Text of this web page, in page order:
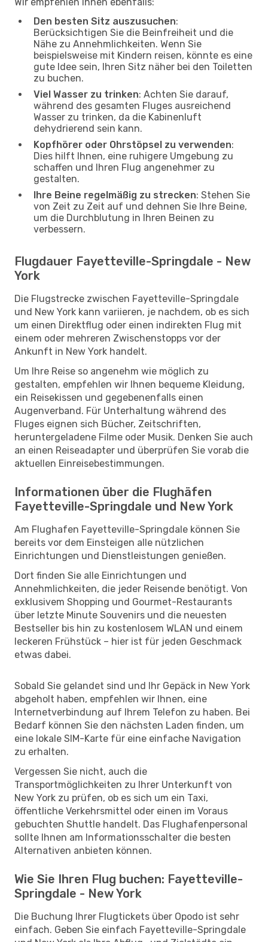
Den besten Sitz auszusuchen:
Berücksichtigen Sie die Beinfreiheit und die
Nähe zu Annehmlichkeiten. Wenn Sie
beispielsweise mit Kindern reisen, könnte es eine
gute Idee sein, Ihren Sitz näher bei den Toiletten
zu buchen.
Viel Wasser zu trinken: Achten Sie darauf,
während des gesamten Fluges ausreichend
Wasser zu trinken, da die Kabinenluft
dehydrierend sein kann.
Kopfhörer oder Ohrstöpsel zu verwenden:
Dies hilft Ihnen, eine ruhigere Umgebung zu
schaffen und Ihren Flug angenehmer zu
gestalten.
Ihre Beine regelmäßig zu strecken: Stehen Sie
von Zeit zu Zeit auf und dehnen Sie Ihre Beine,
um die Durchblutung in Ihren Beinen zu
verbessern.
Flugdauer Fayetteville-Springdale - New
York
Die Flugstrecke zwischen Fayetteville-Springdale
und New York kann variieren, je nachdem, ob es sich
um einen Direktflug oder einen indirekten Flug mit
einem oder mehreren Zwischenstopps vor der
Ankunft in New York handelt.
Um Ihre Reise so angenehm wie möglich zu
gestalten, empfehlen wir Ihnen bequeme Kleidung,
ein Reisekissen und gegebenenfalls einen
Augenverband. Für Unterhaltung während des
Fluges eignen sich Bücher, Zeitschriften,
heruntergeladene Filme oder Musik. Denken Sie auch
an einen Reiseadapter und überprüfen Sie vorab die
aktuellen Einreisebestimmungen.
Informationen über die Flughäfen
Fayetteville-Springdale und New York
Am Flughafen Fayetteville-Springdale können Sie
bereits vor dem Einsteigen alle nützlichen
Einrichtungen und Dienstleistungen genießen.
Dort finden Sie alle Einrichtungen und
Annehmlichkeiten, die jeder Reisende benötigt. Von
exklusivem Shopping und Gourmet-Restaurants
über letzte Minute Souvenirs und die neuesten
Bestseller bis hin zu kostenlosem WLAN und einem
leckeren Frühstück – hier ist für jeden Geschmack
etwas dabei.
Sobald Sie gelandet sind und Ihr Gepäck in New York
abgeholt haben, empfehlen wir Ihnen, eine
Internetverbindung auf Ihrem Telefon zu haben. Bei
Bedarf können Sie den nächsten Laden finden, um
eine lokale SIM-Karte für eine einfache Navigation
zu erhalten.
Vergessen Sie nicht, auch die
Transportmöglichkeiten zu Ihrer Unterkunft von
New York zu prüfen, ob es sich um ein Taxi,
öffentliche Verkehrsmittel oder einen im Voraus
gebuchten Shuttle handelt. Das Flughafenpersonal
sollte Ihnen am Informationsschalter die besten
Alternativen anbieten können.
Wie Sie Ihren Flug buchen: Fayetteville-
Springdale - New York
Die Buchung Ihrer Flugtickets über Opodo ist sehr
einfach. Geben Sie einfach Fayetteville-Springdale